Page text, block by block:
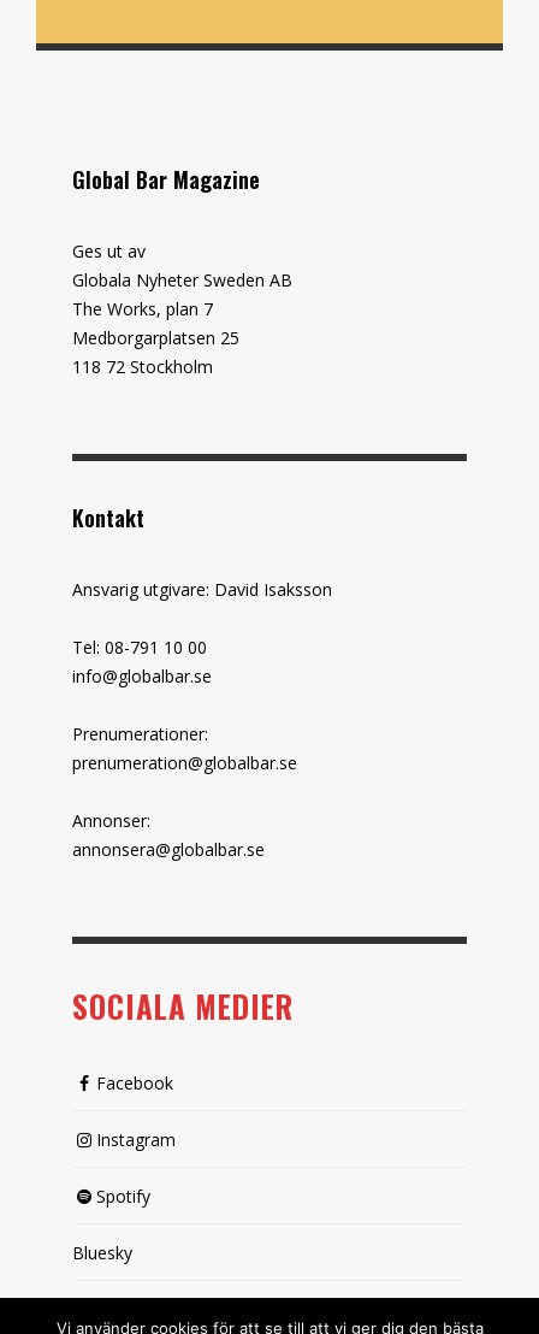
Global Bar Magazine
Ges ut av
Globala Nyheter Sweden AB
The Works, plan 7
Medborgarplatsen 25
118 72 Stockholm
Kontakt
Ansvarig utgivare: David Isaksson
Tel: 08-791 10 00
info@globalbar.se
Prenumerationer:
prenumeration@globalbar.se
Annonser:
annonsera@globalbar.se
SOCIALA MEDIER
Facebook
Instagram
Spotify
Bluesky
Vi använder cookies för att se till att vi ger dig den bästa